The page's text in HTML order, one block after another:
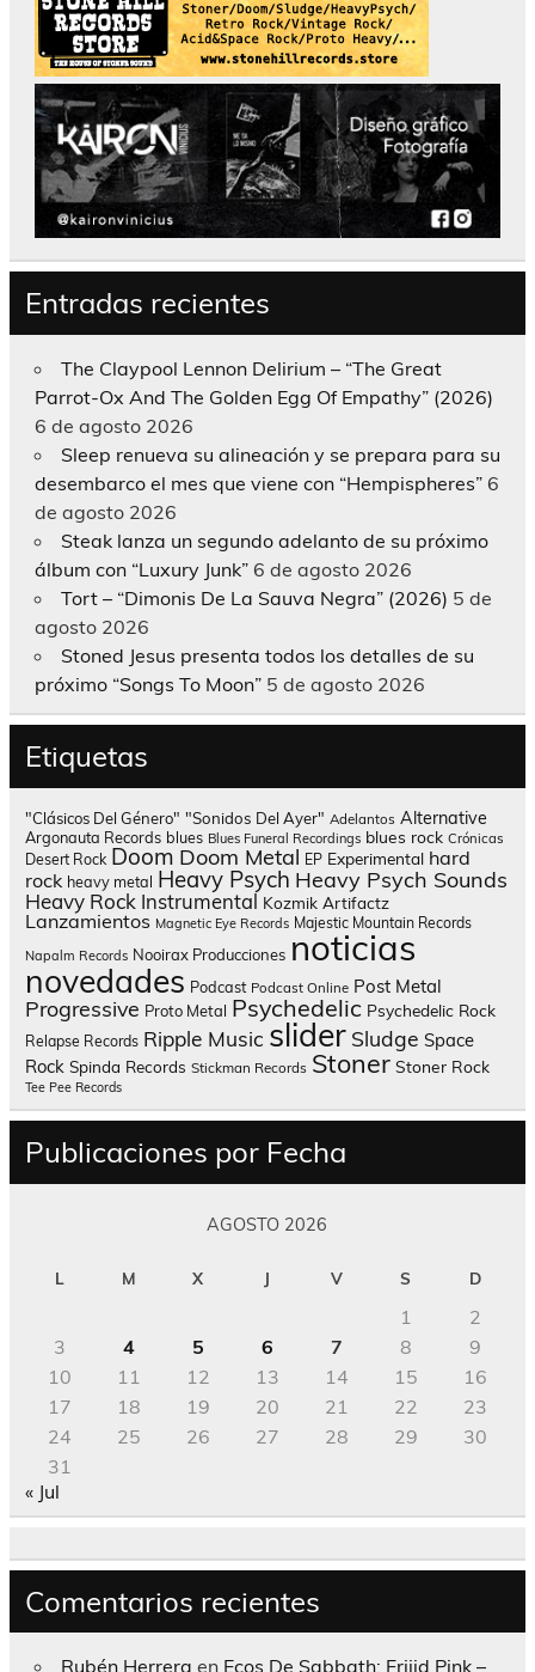
Entradas recientes
The Claypool Lennon Delirium – “The Great
Parrot-Ox And The Golden Egg Of Empathy” (2026)
6 de agosto 2026
Sleep renueva su alineación y se prepara para su
desembarco el mes que viene con “Hempispheres” 6
de agosto 2026
Steak lanza un segundo adelanto de su próximo
álbum con “Luxury Junk” 6 de agosto 2026
Tort – “Dimonis De La Sauva Negra” (2026) 5 de
agosto 2026
Stoned Jesus presenta todos los detalles de su
próximo “Songs To Moon” 5 de agosto 2026
Etiquetas
"Clásicos Del Género" "Sonidos Del Ayer" Adelantos Alternative
Argonauta Records blues Blues Funeral Recordings blues rock Crónicas
Desert Rock Doom Doom Metal EP Experimental hard
rock heavy metal Heavy Psych Heavy Psych Sounds
Heavy Rock Instrumental Kozmik Artifactz
Lanzamientos Magnetic Eye Records Majestic Mountain Records
Napalm Records Nooirax Producciones noticias
novedades Podcast Podcast Online Post Metal
Progressive Proto Metal Psychedelic Psychedelic Rock
Relapse Records Ripple Music slider Sludge Space
Rock Spinda Records Stickman Records Stoner Stoner Rock
Tee Pee Records
Publicaciones por Fecha
AGOSTO 2026
L M X J V S D
1
2
3
4 5 6 7 8
9
10
11 12 13 14 15
16
17
18 19 20 21 22
23
24
25 26 27 28 29
30
31
« Jul
Comentarios recientes
Rubén Herrera en Ecos De Sabbath; Frijid Pink –